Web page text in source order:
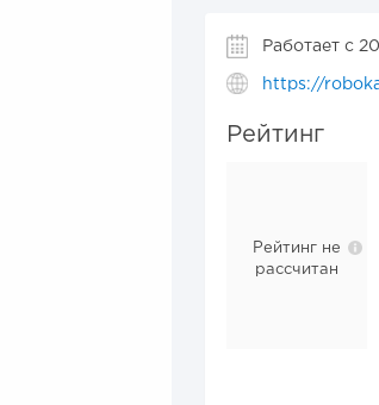
Работает с
https://
Рейтинг
Рейтинг не
рассчитан